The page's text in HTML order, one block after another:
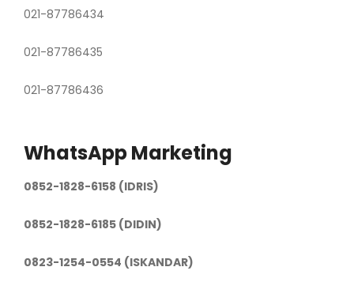
021-87786434
021-87786435
021-87786436
WhatsApp Marketing
0852-1828-6158 (IDRIS)
0852-1828-6185 (DIDIN)
0823-1254-0554 (ISKANDAR)